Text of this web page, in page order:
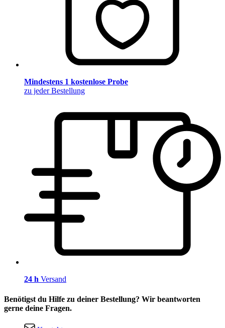
Mindestens 1 kostenlose Probe
zu jeder Bestellung
24 h Versand
Benötigst du Hilfe zu deiner Bestellung? Wir beantworten
gerne deine Fragen.